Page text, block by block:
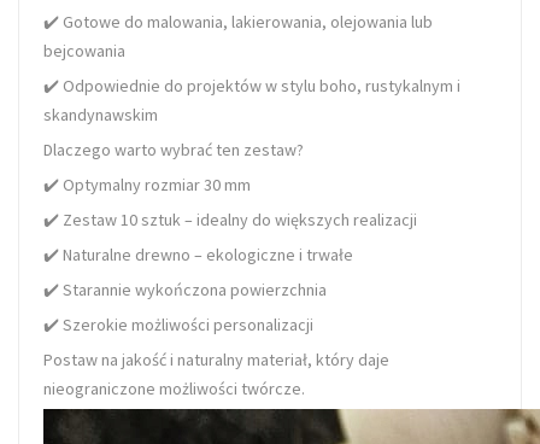
✔️ Gotowe do malowania, lakierowania, olejowania lub
bejcowania
✔️ Odpowiednie do projektów w stylu boho, rustykalnym i
skandynawskim
Dlaczego warto wybrać ten zestaw?
✔️ Optymalny rozmiar 30 mm
✔️ Zestaw 10 sztuk – idealny do większych realizacji
✔️ Naturalne drewno – ekologiczne i trwałe
✔️ Starannie wykończona powierzchnia
✔️ Szerokie możliwości personalizacji
Postaw na jakość i naturalny materiał, który daje
nieograniczone możliwości twórcze.